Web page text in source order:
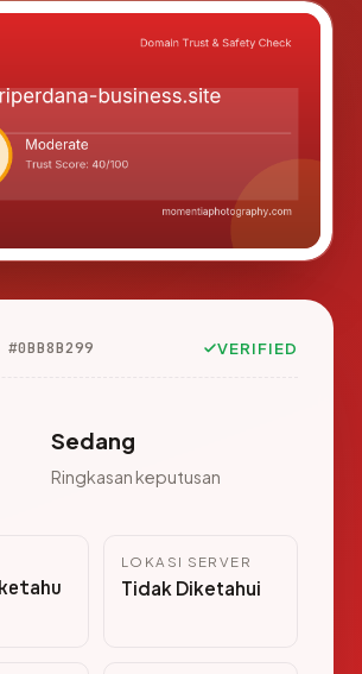
VERIFIED
Sedang
Ringkasan keputusan
LOKASI SERVER
Tidak Diketahui